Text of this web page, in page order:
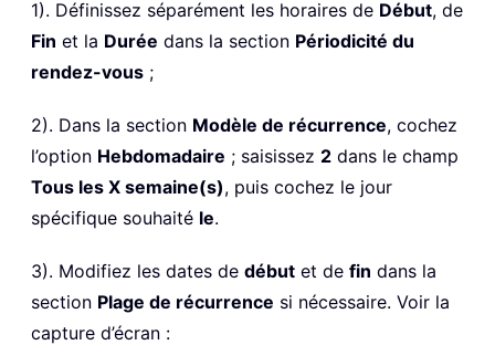
1). Définissez séparément les horaires de Début, de
Fin et la Durée dans la section Périodicité du
rendez-vous ;
2). Dans la section Modèle de récurrence, cochez
l’option Hebdomadaire ; saisissez 2 dans le champ
Tous les X semaine(s), puis cochez le jour
spécifique souhaité le.
3). Modifiez les dates de début et de fin dans la
section Plage de récurrence si nécessaire. Voir la
capture d’écran :